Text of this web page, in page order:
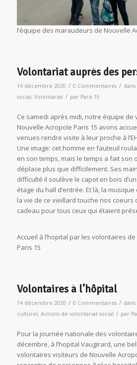
l’équipe des maraudeurs de Nouvelle
Volontariat auprès des
14 décembre 2020 / 0 Commentaires / dans
social, Volontariat / par Paris 15
Ce samedi après midi, notre équipe de
Nouvelle Acropole Paris 15 avons
venues rendre visite à leur proche à
Une image: cet homme en fauteuil
en son temps, mais le temps a fait son
déplace plus que difficilement. Ses
difficulté il soulève le capot en bois
étage du hall d’entrée. Et là, la
la vie de ce vieillard touche nos coeurs
cadeau pour tous ceux qui étaient
Accueil à l’hopital par les volontaires
Paris 15
Volontaires à l’hôpital
14 décembre 2020 / 0 Commentaires / dans
culturel, Actions de volontariat social / par
Pour la journée nationale des
décembre, à l’hopital Vaugirard, une
volontaires visiteurs de Nouvelle